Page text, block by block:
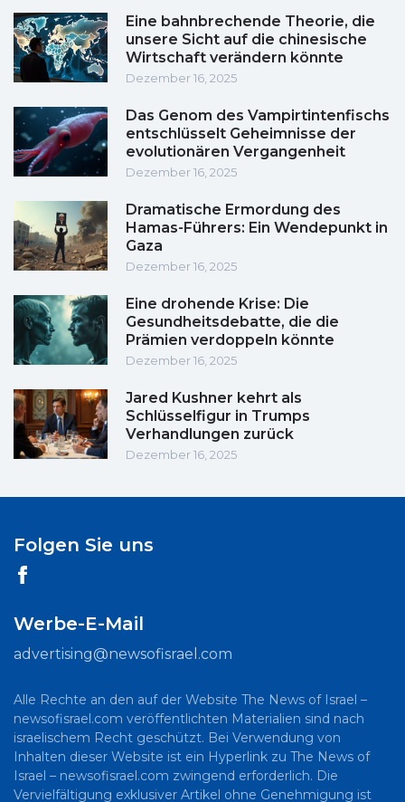
Eine bahnbrechende Theorie, die
unsere Sicht auf die chinesische
Wirtschaft verändern könnte
Dezember 16, 2025
Das Genom des Vampirtintenfischs
entschlüsselt Geheimnisse der
evolutionären Vergangenheit
Dezember 16, 2025
Dramatische Ermordung des
Hamas-Führers: Ein Wendepunkt in
Gaza
Dezember 16, 2025
Eine drohende Krise: Die
Gesundheitsdebatte, die die
Prämien verdoppeln könnte
Dezember 16, 2025
Jared Kushner kehrt als
Schlüsselfigur in Trumps
Verhandlungen zurück
Dezember 16, 2025
Folgen Sie uns
Werbe-E-Mail
advertising@newsofisrael.com
Alle Rechte an den auf der Website The News of Israel –
newsofisrael.com veröffentlichten Materialien sind nach
israelischem Recht geschützt. Bei Verwendung von
Inhalten dieser Website ist ein Hyperlink zu The News of
Israel – newsofisrael.com zwingend erforderlich. Die
Vervielfältigung exklusiver Artikel ohne Genehmigung ist